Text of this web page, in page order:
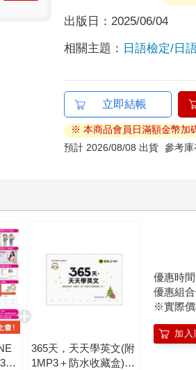
出版日： 2025/06/04
相關主題： 日語檢定/日
立即結帳
※ 本商品會員日滿額金幣加
預計 2026/08/08 出貨 參考
365天，天天學英文(附
1MP3＋防水收藏盒)：
優惠時
優惠組合
※實際價
加入